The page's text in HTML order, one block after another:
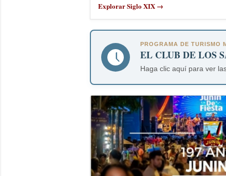
Explorar Siglo XIX →
PROGRAMA DE TURISMO
EL CLUB DE LOS
Haga clic aquí para ver